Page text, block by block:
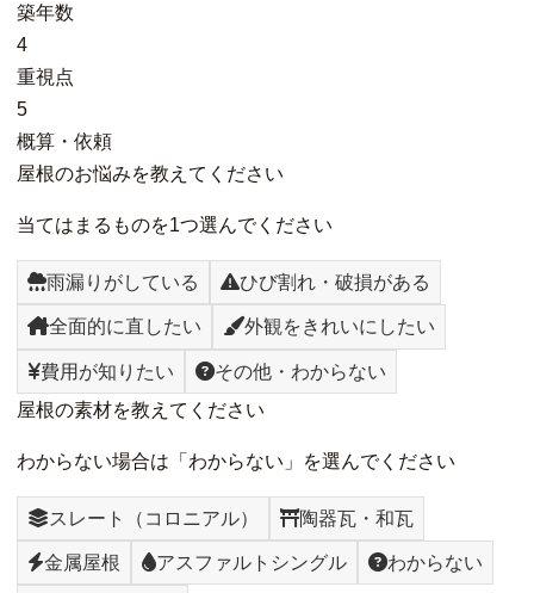
築年数
4
重視点
5
概算・依頼
屋根のお悩みを教えてください
当てはまるものを1つ選んでください
雨漏りがしている ひび割れ・破損がある
全面的に直したい 外観をきれいにしたい
費用が知りたい
その他・わからない
屋根の素材を教えてください
わからない場合は「わからない」を選んでください
スレート（コロニアル） 陶器瓦・和瓦
金属屋根 アスファルトシングル わからない